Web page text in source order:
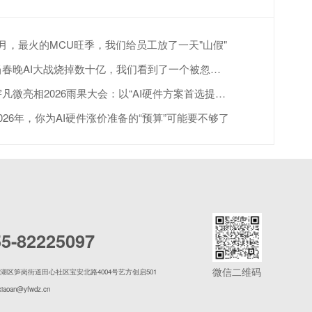
，最火的MCU旺季，我们给员工放了一天"山假"
当春晚AI大战烧掉数十亿，我们看到了一个被忽视的真相
宇凡微亮相2026雨果大会：以“AI硬件方案首选提供商”赋能跨境出海
年，你为AI硬件涨价准备的“预算”可能要不够了
82225097
区笋岗街道田心社区宝安北路4004号艺方创启501
微信二维码